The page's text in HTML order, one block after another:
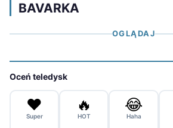
BAVARKA
OGLĄDAJ
Oceń teledysk
❤️
Super
🔥
HOT
😂
Haha